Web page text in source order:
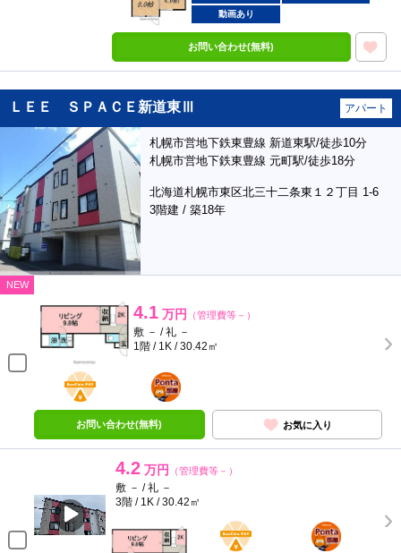
動画あり
お問い合わせ(無料)
ＬＥＥ ＳＰＡＣＥ新道東Ⅲ アパート
札幌市営地下鉄東豊線 新道東駅/徒歩10分
札幌市営地下鉄東豊線 元町駅/徒歩18分
北海道札幌市東区北三十二条東１２丁目 1-6
3階建 / 築18年
NEW
4.1 万円 （管理費等－）
敷 － / 礼 －
1階 / 1K / 30.42㎡
BunChinPAY
ポンタ
部屋
お問い合わせ(無料) お気に入り
4.2 万円 （管理費等－）
敷 － / 礼 －
3階 / 1K / 30.42㎡
BunChinPAY
ポンタ
部屋